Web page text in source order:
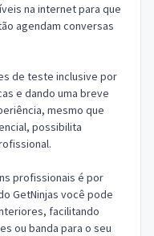
na internet para que
agendam conversas
de teste inclusive por
e dando uma breve
mesmo que
possibilita
profissionais é por
GetNinjas você pode
facilitando
ou banda para o seu